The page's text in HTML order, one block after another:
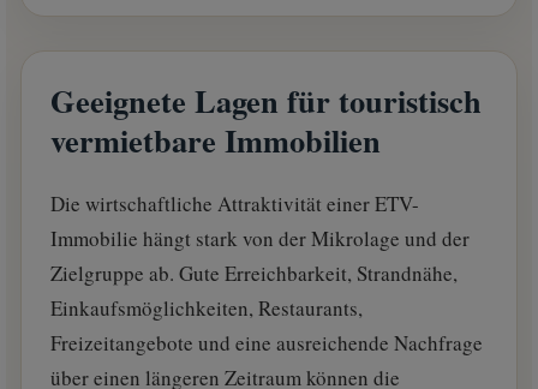
Geeignete Lagen für touristisch
vermietbare Immobilien
Die wirtschaftliche Attraktivität einer ETV-
Immobilie hängt stark von der Mikrolage und der
Zielgruppe ab. Gute Erreichbarkeit, Strandnähe,
Einkaufsmöglichkeiten, Restaurants,
Freizeitangebote und eine ausreichende Nachfrage
über einen längeren Zeitraum können die